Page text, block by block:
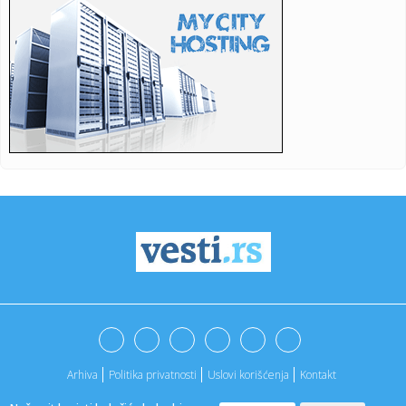
fanovima
14:01:Pronašli smo puder i korektor koji savršeno prekrivaju
nepravil...
14:00:ODLAZITE NA ODMOR: Ovaj trik sa plastičnom kesom
može da sačuv...
14:00:KFOR polako predaje čuvanje Visokih Dečana tzv.
kosovskoj polic...
Opšta bolnica u Senti dobija novo krilo: Investicija 1,5
Svi ovo bacaju, a on sakuplja i mlati pare: Penzioner svakog
13:57:Predsednik ukrajinskog parlamentarnog odbora
Arhiva Politika privatnosti Uslovi korišćenja Kontakt